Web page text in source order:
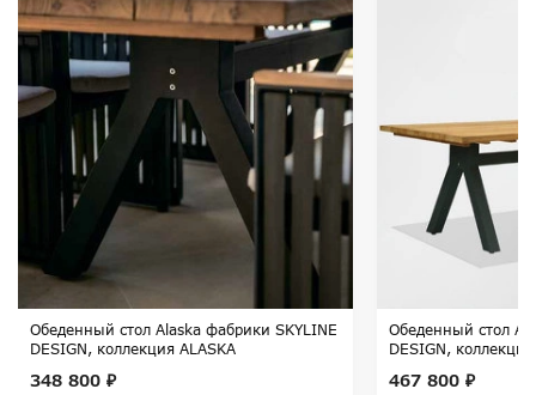
Обеденный стол Alaska фабрики SKYLINE
DESIGN, коллекция ALASKA
348 800 ₽
Обеденный стол
DESIGN, коллекция
467 800 ₽